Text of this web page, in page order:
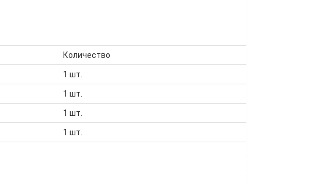
Количество
1 шт.
1 шт.
1 шт.
1 шт.